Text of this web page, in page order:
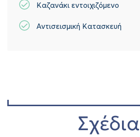
Καζανάκι εντοιχιζόμενo
Αντισεισμική Κατασκευή
Σχέδια